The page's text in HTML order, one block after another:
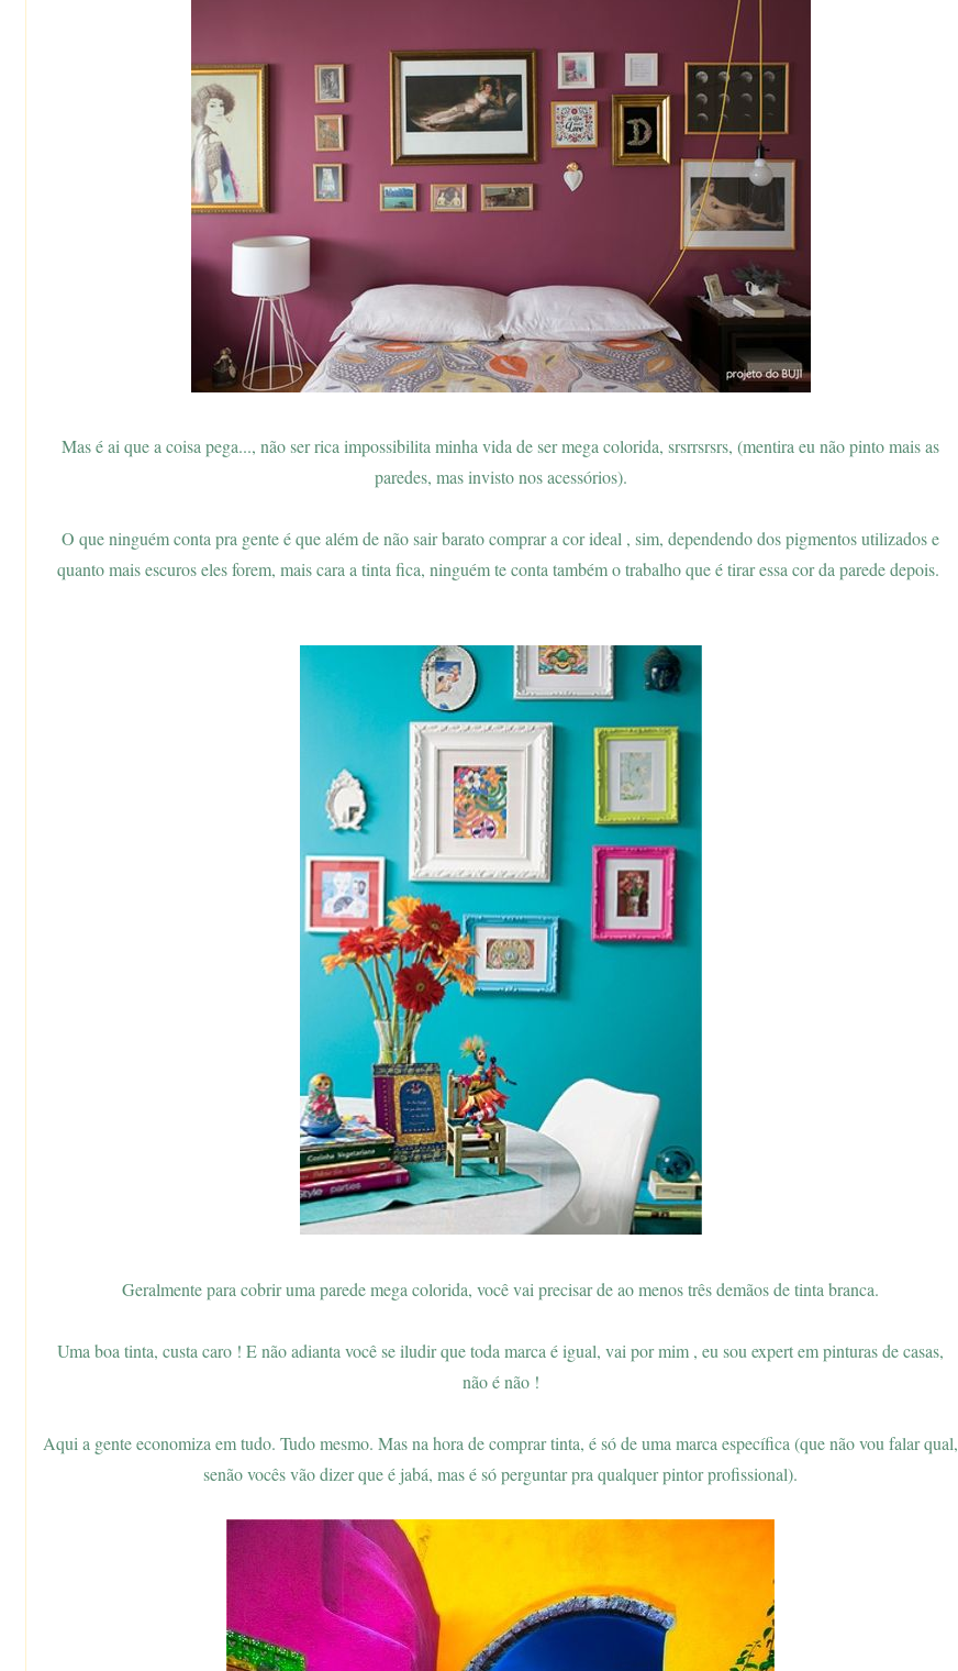
Mas é ai que a coisa pega..., não ser rica impossibilita minha vida de ser mega colorida, srsrrsrsrs, (mentira eu não pinto mais as
paredes, mas invisto nos acessórios).
O que ninguém conta pra gente é que além de não sair barato comprar a cor ideal , sim, dependendo dos pigmentos utilizados e
quanto mais escuros eles forem, mais cara a tinta fica, ninguém te conta também o trabalho que é tirar essa cor da parede depois.
Geralmente para cobrir uma parede mega colorida, você vai precisar de ao menos três demãos de tinta branca.
Uma boa tinta, custa caro ! E não adianta você se iludir que toda marca é igual, vai por mim , eu sou expert em pinturas de casas,
não é não !
Aqui a gente economiza em tudo. Tudo mesmo. Mas na hora de comprar tinta, é só de uma marca específica (que não vou falar qual,
senão vocês vão dizer que é jabá, mas é só perguntar pra qualquer pintor profissional).